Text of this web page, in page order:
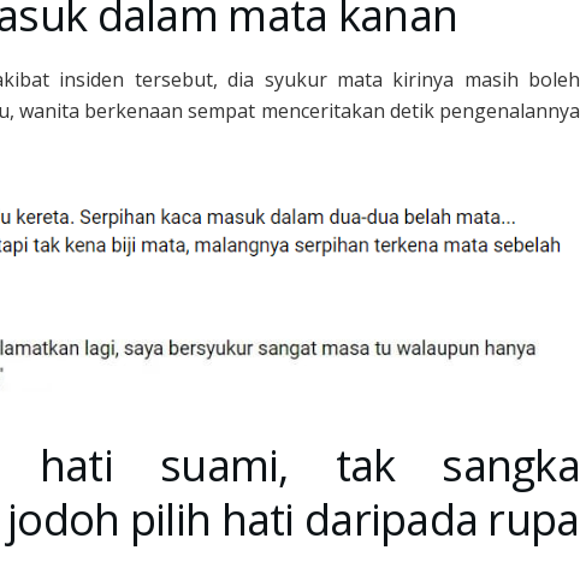
dalam mata kanan
insiden tersebut, dia syukur mata kirinya masih boleh
wanita berkenaan sempat menceritakan detik pengenalannya
hati suami, tak sangka
pilih hati daripada rupa